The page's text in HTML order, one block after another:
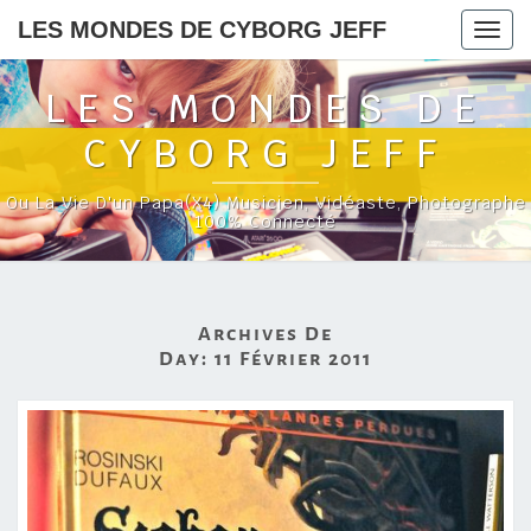
LES MONDES DE CYBORG JEFF
LES MONDES DE
CYBORG JEFF
Ou La Vie D'un Papa(x4) Musicien, Vidéaste, Photographe
100% Connecté
Archives De
Day: 11 Février 2011